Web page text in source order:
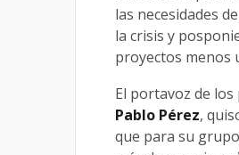
las necesidades
la crisis y
proyectos menos
El portavoz de
Pablo Pérez,
que para su